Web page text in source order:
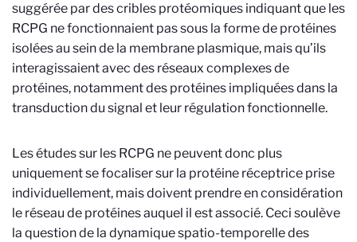
suggérée par des cribles protéomiques indiquant que les
RCPG ne fonctionnaient pas sous la forme de protéines
isolées au sein de la membrane plasmique, mais qu’ils
interagissaient avec des réseaux complexes de
protéines, notamment des protéines impliquées dans la
transduction du signal et leur régulation fonctionnelle.
Les études sur les RCPG ne peuvent donc plus
uniquement se focaliser sur la protéine réceptrice prise
individuellement, mais doivent prendre en considération
le réseau de protéines auquel il est associé. Ceci soulève
la question de la dynamique spatio-temporelle des